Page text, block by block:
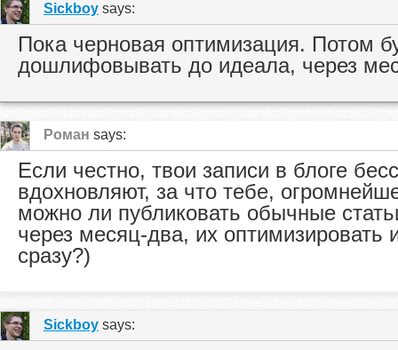
Sickboy says:
Пока черновая оптимизация. Потом
дошлифовывать до идеала, через
Роман says:
Если честно, твои записи в блоге
вдохновляют, за что тебе,
можно ли публиковать обычные
через месяц-два, их оптимизировать
сразу?)
Sickboy says: